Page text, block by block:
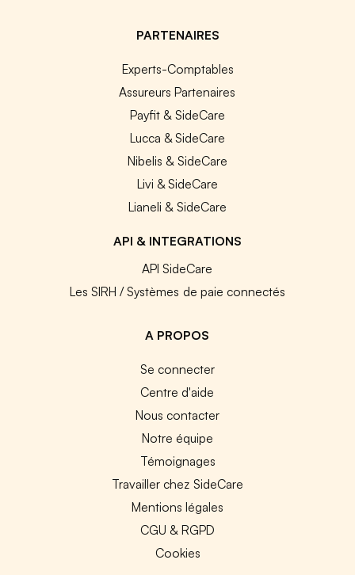
PARTENAIRES
Experts-Comptables
Assureurs Partenaires
Payfit & SideCare
Lucca & SideCare
Nibelis & SideCare
Livi & SideCare
Lianeli & SideCare
API & INTEGRATIONS
API SideCare
Les SIRH / Systèmes de paie connectés
A PROPOS
Se connecter
Centre d'aide
Nous contacter
Notre équipe
Témoignages
Travailler chez SideCare
Mentions légales
CGU & RGPD
Cookies